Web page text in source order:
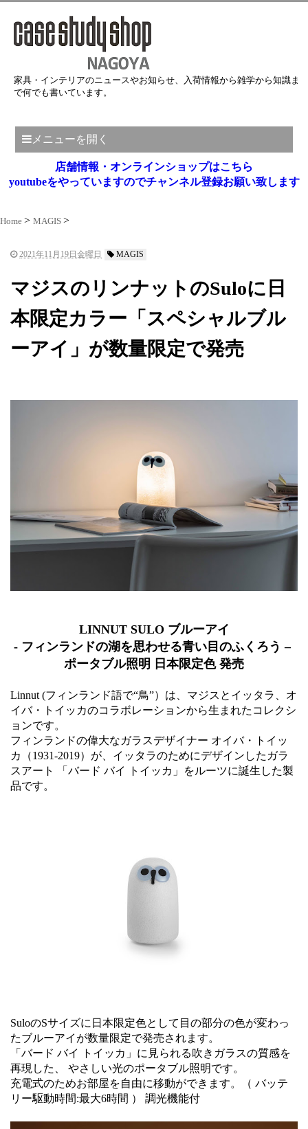
家具・インテリアのニュースやお知らせ、入荷情報から雑学から知識ま
で何でも書いています。
メニューを開く
店舗情報・オンラインショップはこちら
youtubeをやっていますのでチャンネル登録お願い致します
Home MAGIS
2021年11月19日金曜日 MAGIS
マジスのリンナットのSuloに日
本限定カラー「スペシャルブル
ーアイ」が数量限定で発売
LINNUT SULO ブルーアイ
- フィンランドの湖を思わせる青い目のふくろう –
ポータブル照明 日本限定色 発売
Linnut (フィンランド語で“鳥”）は、マジスとイッタラ、オ
イバ・トイッカのコラボレーションから生まれたコレクシ
ョンです。
フィンランドの偉大なガラスデザイナー オイバ・トイッ
カ（1931-2019）が、イッタラのためにデザインしたガラ
スアート 「バード バイ トイッカ」をルーツに誕生した製
品です。
SuloのSサイズに日本限定色として目の部分の色が変わっ
たブルーアイが数量限定で発売されます。
「バード バイ トイッカ」に見られる吹きガラスの質感を
再現した、 やさしい光のポータブル照明です。
充電式のためお部屋を自由に移動ができます。（ バッテ
リー駆動時間:最大6時間 ） 調光機能付